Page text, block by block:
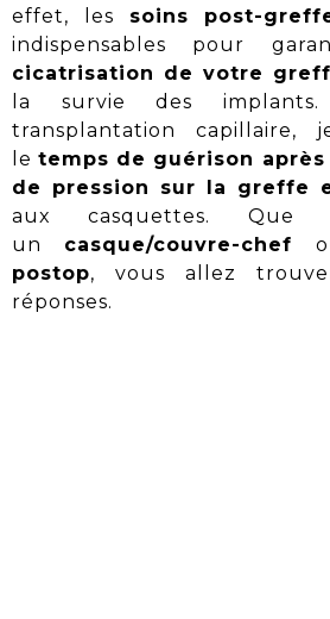
effet, les soins post-
indispensables pour
cicatrisation de votre
la survie des
transplantation capillaire,
letemps de guérison
de pression sur la greffe
aux casquettes.
un casque/couvre-chef
postop, vous allez
réponses.